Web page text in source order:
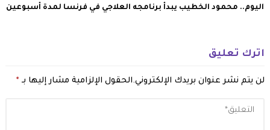
اليوم.. محمود الخطيب يبدأ برنامجه العلاجي في فرنسا لمدة أسبوعين
اترك تعليق
لن يتم نشر عنوان بريدك الإلكتروني.الحقول الإلزامية مشار إليها بـ *